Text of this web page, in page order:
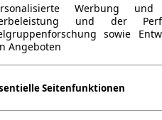
Werbung
und der
sowie
Angeboten
Seitenfunktionen